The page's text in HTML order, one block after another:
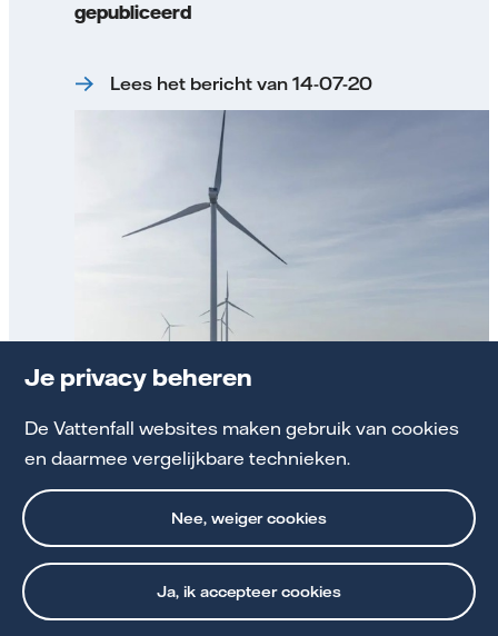
Je privacy beheren
De Vattenfall websites maken gebruik van cookies
en daarmee vergelijkbare technieken.
Ja, ik accepteer cookies
Nee, weiger cookies
gepubliceerd
Lees het bericht van 14-07-20
Uitnodiging informatiebijeenkomst Notitie
Lees het bericht van 05-08-20